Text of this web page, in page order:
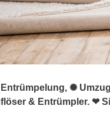
✺
& Entrümpler. ❤